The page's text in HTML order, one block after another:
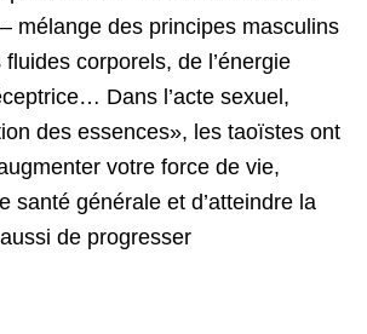
mélange des principes masculins
corporels, de l’énergie
Dans l’acte sexuel,
des essences», les taoïstes ont
votre force de vie,
santé générale et d’atteindre la
de progresser